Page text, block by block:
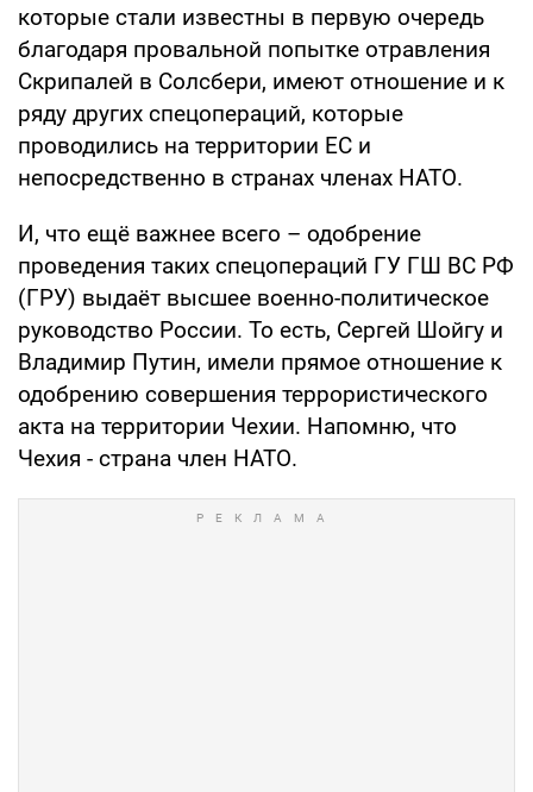
которые стали известны в первую очередь
благодаря провальной попытке отравления
Скрипалей в Солсбери, имеют отношение и к
ряду других спецопераций, которые
проводились на территории ЕС и
непосредственно в странах членах НАТО.
И, что ещё важнее всего – одобрение
проведения таких спецопераций ГУ ГШ ВС РФ
(ГРУ) выдаёт высшее военно-политическое
руководство России. То есть, Сергей Шойгу и
Владимир Путин, имели прямое отношение к
одобрению совершения террористического
акта на территории Чехии. Напомню, что
Чехия - страна член НАТО.